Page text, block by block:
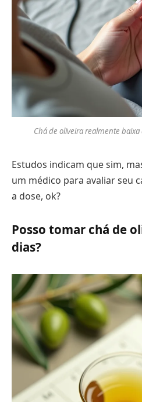
Chá de oliveira realmente
Estudos indicam que sim,
um médico para avaliar seu
a dose, ok?
Posso tomar chá de
dias?